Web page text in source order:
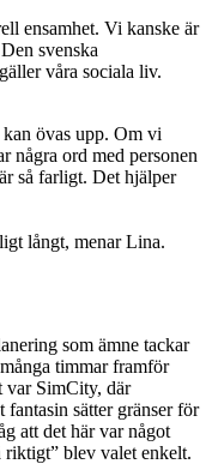
ensamhet. Vi kanske är
svenska
våra sociala liv.
övas upp. Om vi
några ord med personen
så farligt. Det hjälper
långt, menar Lina.
som ämne tackar
timmar framför
var SimCity, där
fantasin sätter gränser för
att det här var något
riktigt” blev valet enkelt.